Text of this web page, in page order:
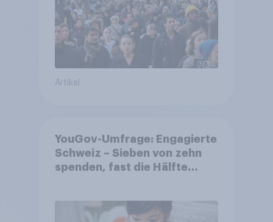
Artikel
YouGov-Umfrage: Engagierte
Schweiz – Sieben von zehn
spenden, fast die Hälfte